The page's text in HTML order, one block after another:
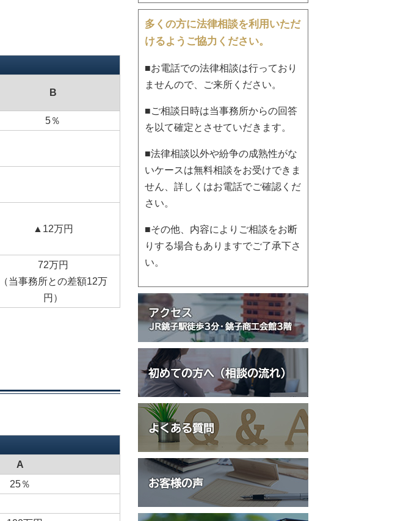
B
5％
▲12万円
72万円
（当事務所との差額12万
円）
A
25％
多くの方に法律相談を利用いただ
けるようご協力ください。
■お電話での法律相談は行っており
ませんので、ご来所ください。
■ご相談日時は当事務所からの回答
を以て確定とさせていだきます。
■法律相談以外や紛争の成熟性がな
いケースは無料相談をお受けできま
せん、詳しくはお電話でご確認くだ
さい。
■その他、内容によりご相談をお断
りする場合もありますでご了承下さ
い。